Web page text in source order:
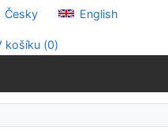
Česky English
košíku (0)